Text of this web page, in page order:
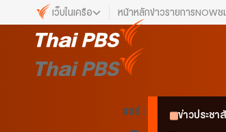
เว็บในเครือ
เว็บไซต์ในเครือ
ALTV
ทุกความสุข...ดูฟรี ไม่มีโฆษณา
หน้าหลักข่าวรายการNOWช
แชร์ : ข่าวประชา